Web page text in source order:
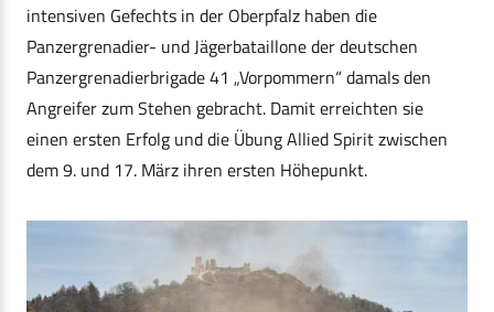
intensiven Gefechts in der Oberpfalz haben die
Panzergrenadier- und Jägerbataillone der deutschen
Panzergrenadierbrigade 41 „Vorpommern“ damals den
Angreifer zum Stehen gebracht. Damit erreichten sie
einen ersten Erfolg und die Übung Allied Spirit zwischen
dem 9. und 17. März ihren ersten Höhepunkt.